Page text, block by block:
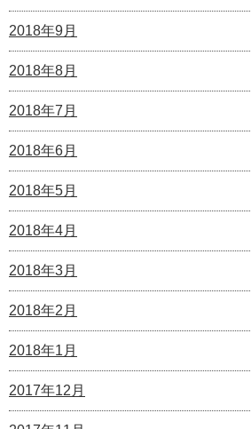
2018年9月
2018年8月
2018年7月
2018年6月
2018年5月
2018年4月
2018年3月
2018年2月
2018年1月
2017年12月